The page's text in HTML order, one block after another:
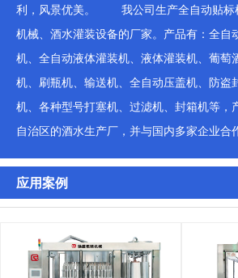
利，风景优美。 我公司生产全自动贴标
机械、酒水灌装设备的厂家。产品有：全自
机、全自动液体灌装机、液体灌装机、葡萄
机、刷瓶机、输送机、全自动压盖机、防盗
机、各种型号打塞机、过滤机、封箱机等，
自治区的酒水生产厂，并与国内多家企业合
应用案例